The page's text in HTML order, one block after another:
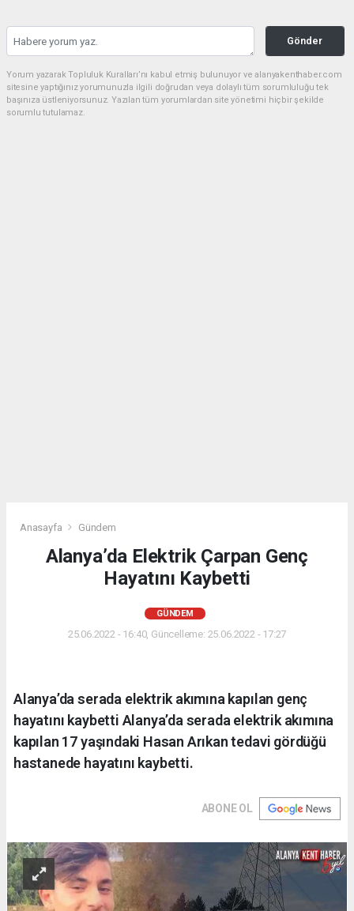
Gönder
Yorum yazarak Topluluk Kuralları’nı kabul etmiş bulunuyor ve alanyakenthaber.com
sitesine yaptığınız yorumunuzla ilgili doğrudan veya dolaylı tüm sorumluluğu tek
başınıza üstleniyorsunuz. Yazılan tüm yorumlardan site yönetimi hiçbir şekilde
sorumlu tutulamaz.
Anasayfa Gündem
Alanya’da Elektrik Çarpan Genç
Hayatını Kaybetti
GÜNDEM
25.06.2022 - 16:40, Güncelleme: 25.06.2022 - 17:27
Alanya’da serada elektrik akımına kapılan genç
hayatını kaybetti Alanya’da serada elektrik akımına
kapılan 17 yaşındaki Hasan Arıkan tedavi gördüğü
hastanede hayatını kaybetti.
ABONE OL